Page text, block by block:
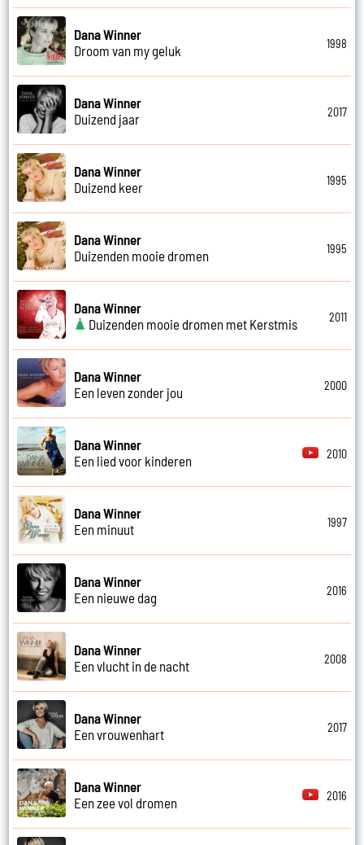
Dana Winner
Droom van my geluk
1998
Dana Winner
Duizend jaar
2017
Dana Winner
Duizend keer
1995
Dana Winner
Duizenden mooie dromen
1995
Dana Winner
Duizenden mooie dromen met Kerstmis
2011
Dana Winner
Een leven zonder jou
2000
Dana Winner
Een lied voor kinderen
2010
Dana Winner
Een minuut
1997
Dana Winner
Een nieuwe dag
2016
Dana Winner
Een vlucht in de nacht
2008
Dana Winner
Een vrouwenhart
2017
Dana Winner
Een zee vol dromen
2016